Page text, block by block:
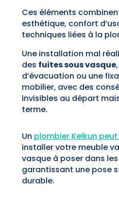
Ces éléments
esthétique, confort
techniques liées à la
Une installation mal
des fuites sous vasque
d’évacuation ou une
mobilier, avec des
invisibles au départ
terme.
Un plombier Kelkun
installer votre meuble
vasque à poser dans
garantissant une pose
durable.